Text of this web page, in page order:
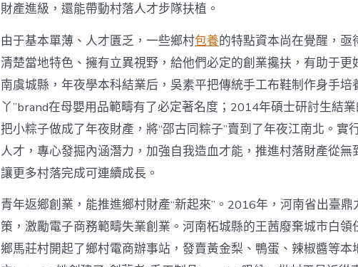
養
網
_
中
國
網〉
中
財產進級，還能帶動村落人才步隊扶植。
由于基本單薄、人才匱乏，一些鄉村包養的特點資本尚在覺醒，亟
清楚當地特色、擁有立異視野，給他們必定的創業攙扶，有助于更
南虞城縣，年夜學本科結業后，吳素平把傳統手工布鞋制作身手培
丫”brand在母嬰用品範疇有了必定著名度；2014年碩士研討生結
把小粽子做成了年夜財產，將“邵古同粽子”賣到了年夜江南北。實
人才，專心發掘內涵潛力，加強自我造血才能，推進村落財產從
讓更多村落完成可連續成長。
青年返鄉創業，能推進鄉村財產“新起來”。2016年，河南省出臺
策，激勵電子商務範疇失業創業。河南柘城縣的王茜廢棄城市白
鄉馬莊村開起了鄉村電商辦事站，發賣黃金梨、鴨蛋、辣椒醬等本